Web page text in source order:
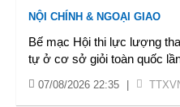
NỘI CHÍNH & NGOẠI GIAO
Bế mạc Hội thi lực lượng
tự ở cơ sở giỏi toàn quốc
07/08/2026 22:35